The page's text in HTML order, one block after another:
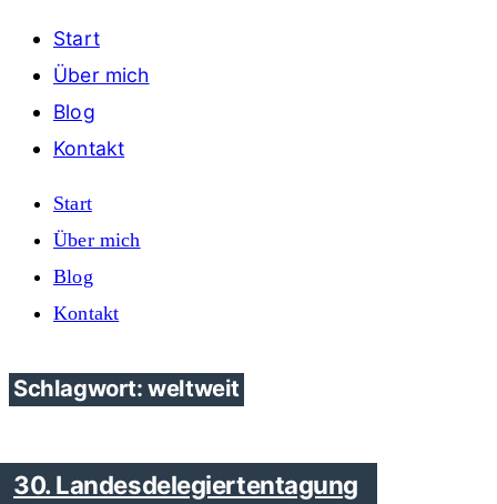
Start
Über mich
Blog
Kontakt
Start
Über mich
Blog
Kontakt
Schlagwort: weltweit
30. Landesdelegiertentagung